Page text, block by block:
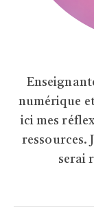
numérique
ici mes
ressources.
serai